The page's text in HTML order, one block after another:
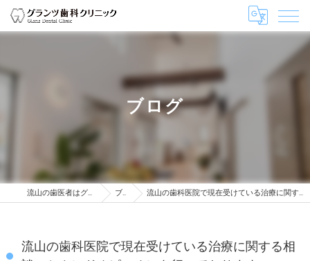
ブログ
流山の歯医者はグランツ歯科クリニック ブログ 流山の歯科医院で現在受けている治療に関する相談・セカンドオピニオンを行っております。
流山の歯科医院で現在受けている治療に関する相